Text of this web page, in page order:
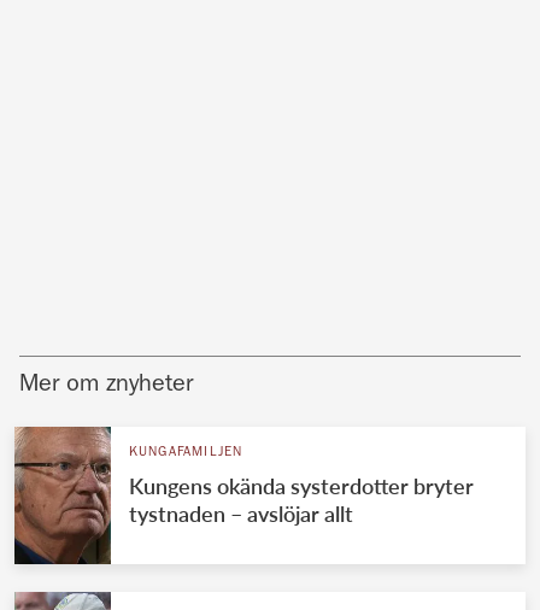
Mer om znyheter
KUNGAFAMILJEN
Kungens okända systerdotter bryter
tystnaden – avslöjar allt